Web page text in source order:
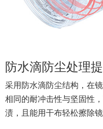
※ 图像仅为示意。